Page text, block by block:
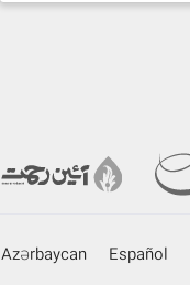
Español
Azərbaycan